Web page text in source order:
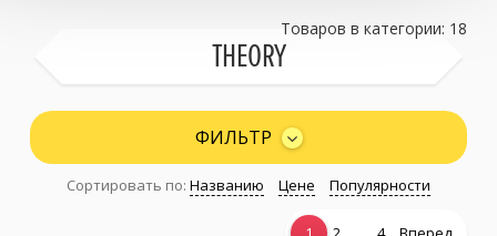
Избранное:0 товаров
Каталог
THEORY
Товаров в категории: 18
ФИЛЬТР
Сортировать по: Названию Цене Популярности